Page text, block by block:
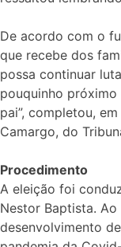
De acordo com o
que recebe dos
possa continuar
pouquinho
pai”, completou,
Camargo, do
Procedimento
A eleição foi
Nestor Baptista.
desenvolvimento